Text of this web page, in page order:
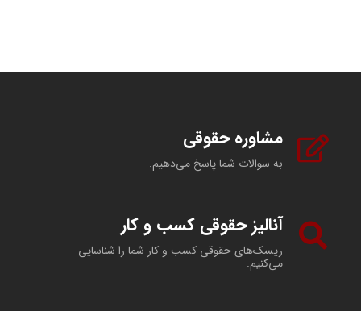
مشاوره حقوقی
به سوالات شما پاسخ می‌دهیم.
آنالیز حقوقی کسب و کار
ریسک‌های حقوقی کسب و کار شما را شناسایی
می‌کنیم.